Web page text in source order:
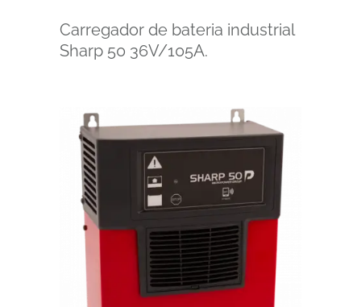
Carregador de bateria industrial
Sharp 50 36V/105A.